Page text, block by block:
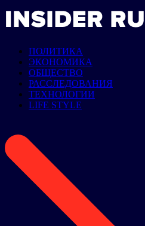
ПОЛИТИКА
ЭКОНОМИКА
ОБЩЕСТВО
РАССЛЕДОВАНИЯ
ТЕХНОЛОГИИ
LIFE STYLE